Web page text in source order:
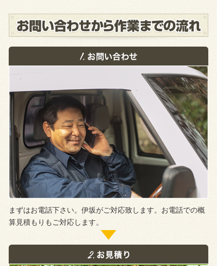
まずはお電話下さい。伊坂がご対応致します。お電話での概
算見積もりもご対応します。